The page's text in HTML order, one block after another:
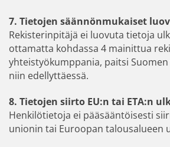
7. Tietojen säännönmukaiset
Rekisterinpitäjä ei luovuta tietoja
ottamatta kohdassa 4 mainittua
yhteistyökumppania, paitsi
niin edellyttäessä.
8. Tietojen siirto EU:n tai ETA:n
Henkilötietoja ei pääsääntöisesti
unionin tai Euroopan talousalueen